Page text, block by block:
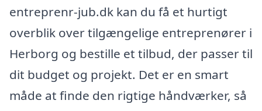
entreprenr-jub.dk kan du få et hurtigt
overblik over tilgængelige entreprenører i
Herborg og bestille et tilbud, der passer til
dit budget og projekt. Det er en smart
måde at finde den rigtige håndværker, så